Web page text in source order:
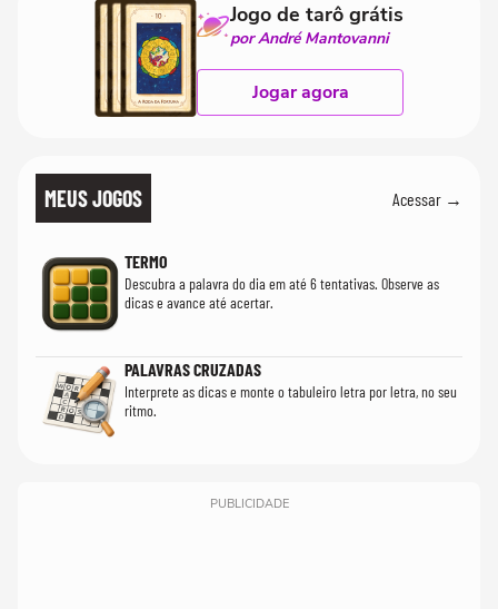
Jogo de tarô grátis
por André Mantovanni
Jogar agora
MEUS JOGOS Acessar →
TERMO
Descubra a palavra do dia em até 6 tentativas. Observe as
dicas e avance até acertar.
PALAVRAS CRUZADAS
Interprete as dicas e monte o tabuleiro letra por letra, no seu
ritmo.
PUBLICIDADE